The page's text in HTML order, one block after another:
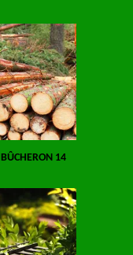
BÛCHERON 14